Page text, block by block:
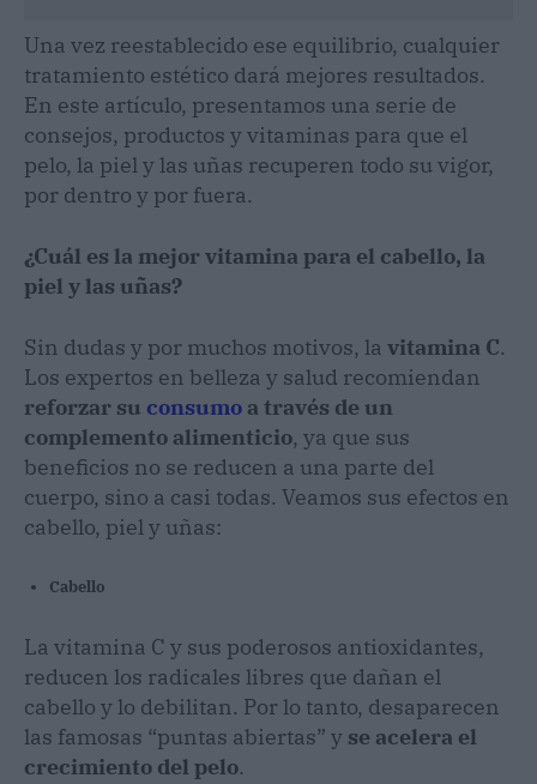
Una vez reestablecido ese equilibrio, cualquier
tratamiento estético dará mejores resultados.
En este artículo, presentamos una serie de
consejos, productos y vitaminas para que el
pelo, la piel y las uñas recuperen todo su vigor,
por dentro y por fuera.
¿Cuál es la mejor vitamina para el cabello, la
piel y las uñas?
Sin dudas y por muchos motivos, la vitamina C.
Los expertos en belleza y salud recomiendan
reforzar su consumo a través de un
complemento alimenticio, ya que sus
beneficios no se reducen a una parte del
cuerpo, sino a casi todas. Veamos sus efectos en
cabello, piel y uñas:
Cabello
La vitamina C y sus poderosos antioxidantes,
reducen los radicales libres que dañan el
cabello y lo debilitan. Por lo tanto, desaparecen
las famosas “puntas abiertas” y se acelera el
crecimiento del pelo.